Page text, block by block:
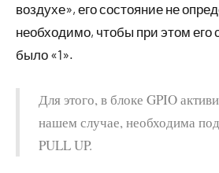
воздухе», его состояние не
необходимо, чтобы при этом его
было «1».
Для этого, в блоке GPIO
нашем случае, необходима
PULL UP.